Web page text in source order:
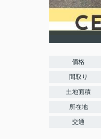
価格
間取り
土地面積
所在地
交通